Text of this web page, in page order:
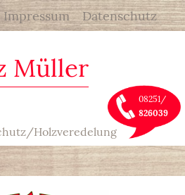
Müller
Holzveredelung
08251/
826039
Impressum Datenschutz